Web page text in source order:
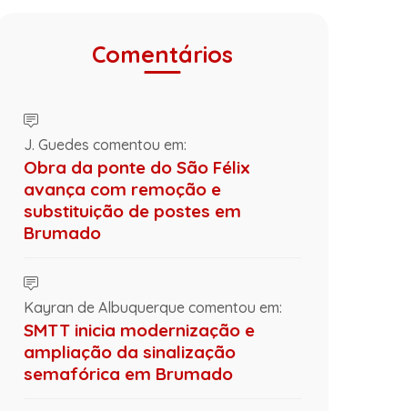
Comentários
J. Guedes comentou em:
Obra da ponte do São Félix
avança com remoção e
substituição de postes em
Brumado
Kayran de Albuquerque comentou em:
SMTT inicia modernização e
ampliação da sinalização
semafórica em Brumado